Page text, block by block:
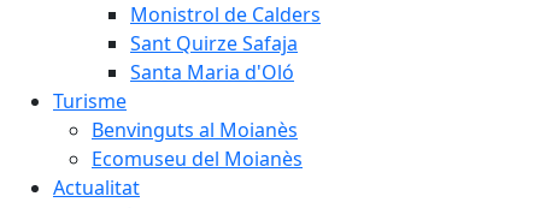
Monistrol de Calders
Sant Quirze Safaja
Santa Maria d'Oló
Turisme
Benvinguts al Moianès
Ecomuseu del Moianès
Actualitat